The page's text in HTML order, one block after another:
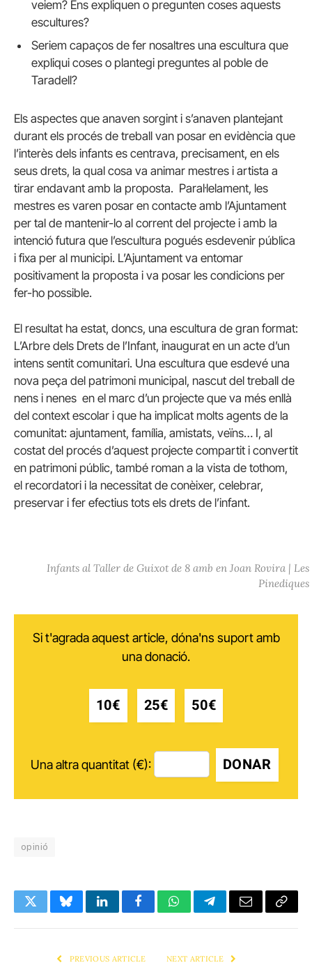
veiem? Ens expliquen o pregunten coses aquests
escultures?
Seriem capaços de fer nosaltres una escultura que
expliqui coses o plantegi preguntes al poble de
Taradell?
Els aspectes que anaven sorgint i s’anaven plantejant
durant els procés de treball van posar en evidència que
l’interès dels infants es centrava, precisament, en els
seus drets, la qual cosa va animar mestres i artista a
tirar endavant amb la proposta. Paral·lelament, les
mestres es varen posar en contacte amb l’Ajuntament
per tal de mantenir-lo al corrent del projecte i amb la
intenció futura que l’escultura pogués esdevenir pública
i fixa per al municipi. L’Ajuntament va entomar
positivament la proposta i va posar les condicions per
fer-ho possible.
El resultat ha estat, doncs, una escultura de gran format:
L’Arbre dels Drets de l’Infant, inaugurat en un acte d’un
intens sentit comunitari. Una escultura que esdevé una
nova peça del patrimoni municipal, nascut del treball de
nens i nenes en el marc d’un projecte que va més enllà
del context escolar i que ha implicat molts agents de la
comunitat: ajuntament, família, amistats, veïns… I, al
costat del procés d’aquest projecte compartit i convertit
en patrimoni públic, també roman a la vista de tothom,
el recordatori i la necessitat de conèixer, celebrar,
preservar i fer efectius tots els drets de l’infant.
Infants al Taller de Guixot de 8 amb en Joan Rovira | Les
Pinediques
Si t'agrada aquest article, dóna'ns suport amb
una donació.
10€ 25€ 50€
Una altra quantitat (€): DONAR
opinió
TwitterBlueskyLinkedInFacebookWhatsAppTelegramEmail Copy
PREVIOUS ARTICLE NEXT ARTICLE